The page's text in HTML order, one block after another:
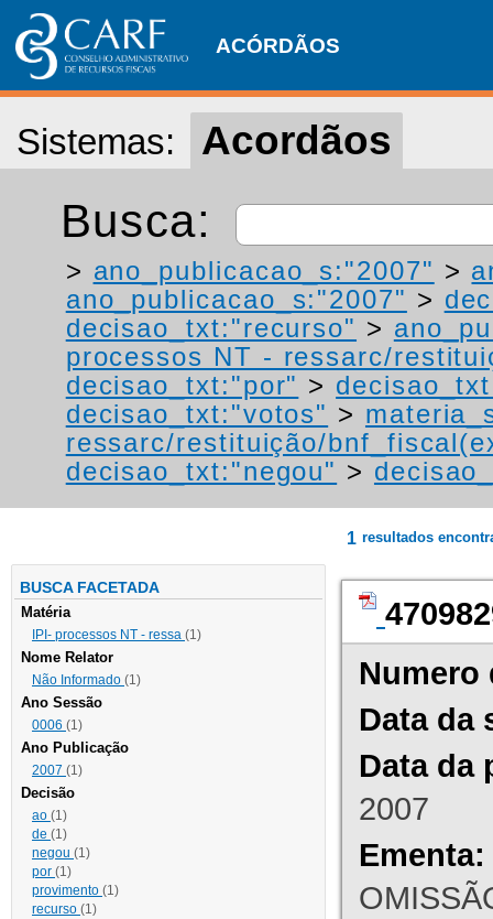
ACÓRDÃOS
Sistemas: Acordãos
Busca:
> ano_publicacao_s:"2007" >
ano_publicacao_s:"2007" >
decisao_txt:"recurso" >
processos NT - ressarc/
decisao_txt:"por" >
decisao_txt:"votos" >
ressarc/restituição/
decisao_txt:"negou" >
BUSCA FACETADA
Matéria
IPI- processos NT - ressa (1)
Nome Relator
Não Informado (1)
Ano Sessão
0006 (1)
Ano Publicação
2007 (1)
Decisão
ao (1)
de (1)
negou (1)
por (1)
provimento (1)
recurso (1)
1 resultados
Numero
Data da
Data da
2007
Ementa: